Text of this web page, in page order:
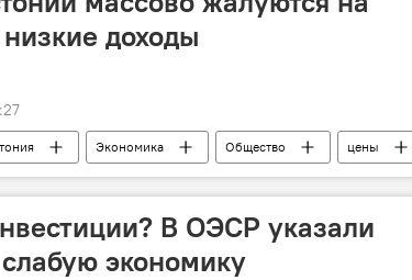
доходы
Экономика Общество цены
В ОЭСР указали
экономику